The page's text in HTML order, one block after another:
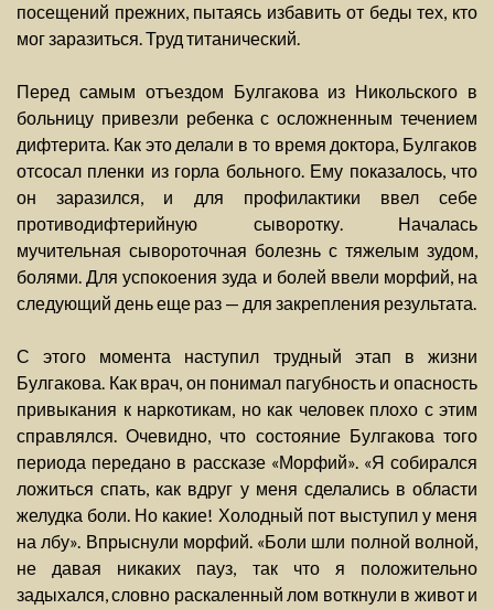
посещений прежних, пытаясь избавить от беды тех, кто
мог заразиться. Труд титанический.
Перед самым отъездом Булгакова из Никольского в
больницу привезли ребенка с осложненным течением
дифтерита. Как это делали в то время доктора, Булгаков
отсосал пленки из горла больного. Ему показалось, что
он заразился, и для профилактики ввел себе
противодифтерийную сыворотку. Началась
мучительная сывороточная болезнь с тяжелым зудом,
болями. Для успокоения зуда и болей ввели морфий, на
следующий день еще раз — для закрепления результата.
С этого момента наступил трудный этап в жизни
Булгакова. Как врач, он понимал пагубность и опасность
привыкания к наркотикам, но как человек плохо с этим
справлялся. Очевидно, что состояние Булгакова того
периода передано в рассказе «Морфий». «Я собирался
ложиться спать, как вдруг у меня сделались в области
желудка боли. Но какие! Холодный пот выступил у меня
на лбу». Впрыснули морфий. «Боли шли полной волной,
не давая никаких пауз, так что я положительно
задыхался, словно раскаленный лом воткнули в живот и